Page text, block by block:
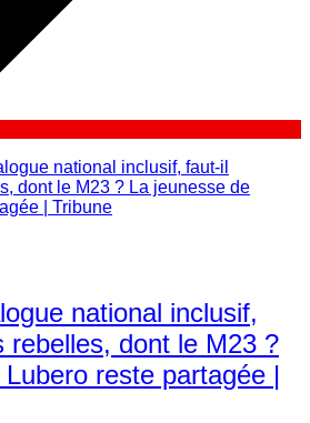
national inclusif,
rebelles, dont le M23 ?
reste partagée |